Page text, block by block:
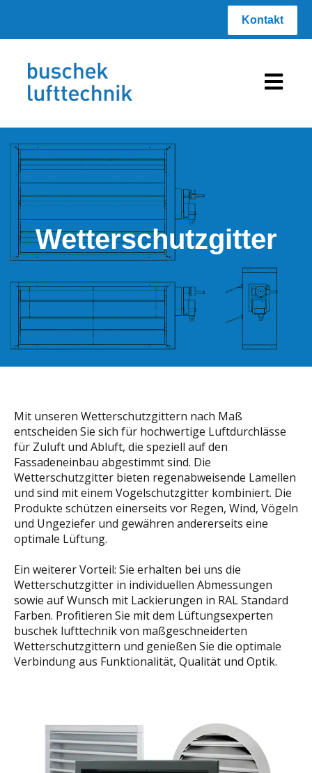
Kontakt
Wetterschutzgitter
Mit unseren Wetterschutzgittern nach Maß
entscheiden Sie sich für hochwertige Luftdurchlässe
für Zuluft und Abluft, die speziell auf den
Fassadeneinbau abgestimmt sind. Die
Wetterschutzgitter bieten regenabweisende Lamellen
und sind mit einem Vogelschutzgitter kombiniert. Die
Produkte schützen einerseits vor Regen, Wind, Vögeln
und Ungeziefer und gewähren andererseits eine
optimale Lüftung.
Ein weiterer Vorteil: Sie erhalten bei uns die
Wetterschutzgitter in individuellen Abmessungen
sowie auf Wunsch mit Lackierungen in RAL Standard
Farben. Profitieren Sie mit dem Lüftungsexperten
buschek lufttechnik von maßgeschneiderten
Wetterschutzgittern und genießen Sie die optimale
Verbindung aus Funktionalität, Qualität und Optik.